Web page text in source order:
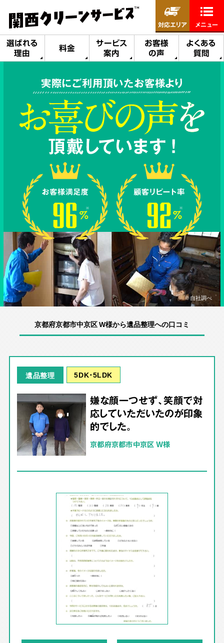
選ばれる
理由
料金
サービス
案内
お客様
の声
よくある
質問
対応エリア メニュー
実際にご利用頂いたお客様より
※自社調べ
京都府京都市中京区 W様から遺品整理への口コミ
遺品整理 5DK･5LDK
嫌な顔一つせず、笑顔で対
応していただいたのが印象
的でした。
京都府京都市中京区 W様